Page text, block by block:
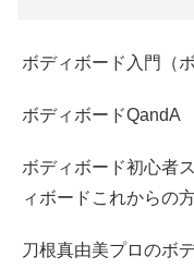
ボディボード入門（
ボディボードQandA
ボディボード初心者
ィボードこれからの
刀根真由美プロのボ